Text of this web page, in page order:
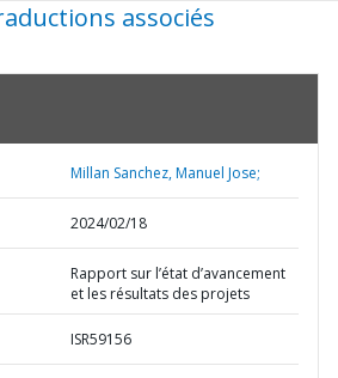
associés
Millan Sanchez, Manuel Jose;
2024/02/18
Rapport sur l’état d’avancement
et les résultats des projets
ISR59156